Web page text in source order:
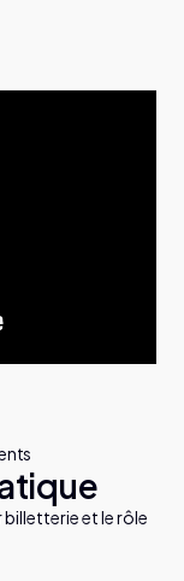
et le rôle